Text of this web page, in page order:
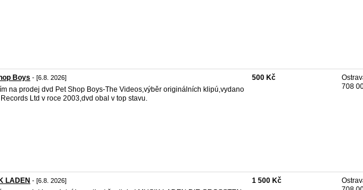
Boys - [6.8. 2026]
na prodej dvd Pet Shop Boys-The Videos,výběr originálních klipú,vydano
Ltd v roce 2003,dvd obal v top stavu.
500 Kč
708
LADEN - [6.8. 2026] 1 500 Kč